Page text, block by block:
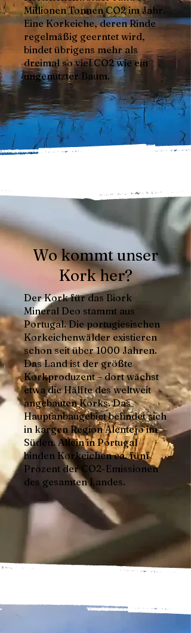
Millionen Tonnen CO2 im Jahr.
Eine Korkeiche, deren Rinde
regelmäßig geerntet wird,
bindet übrigens mehr als
dreimal so viel CO2 wie ein
ungenutzter Baum.
Wo kommt unser
Kork her?
Der Kork für das Biork
Mineral Deo stammt aus
Portugal. Die portugiesischen
Korkeichenwälder existieren
schon seit über 1000 Jahren.
Das Land ist der größte
Korkproduzent – dort wächst
etwa die Hälfte des weltweit
angebauten Korks. Das
Hauptanbaugebiet befindet sich
in kargen Region Alentejo im
Süden. Allein in Portugal
binden Korkeichen ca. fünf
Prozent der CO2-Emissionen
des gesamten Landes.